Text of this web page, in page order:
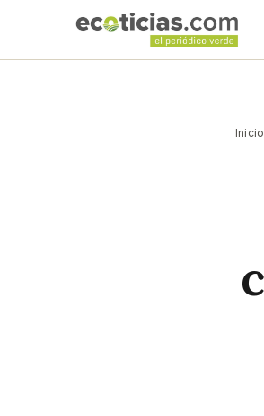
Inicio